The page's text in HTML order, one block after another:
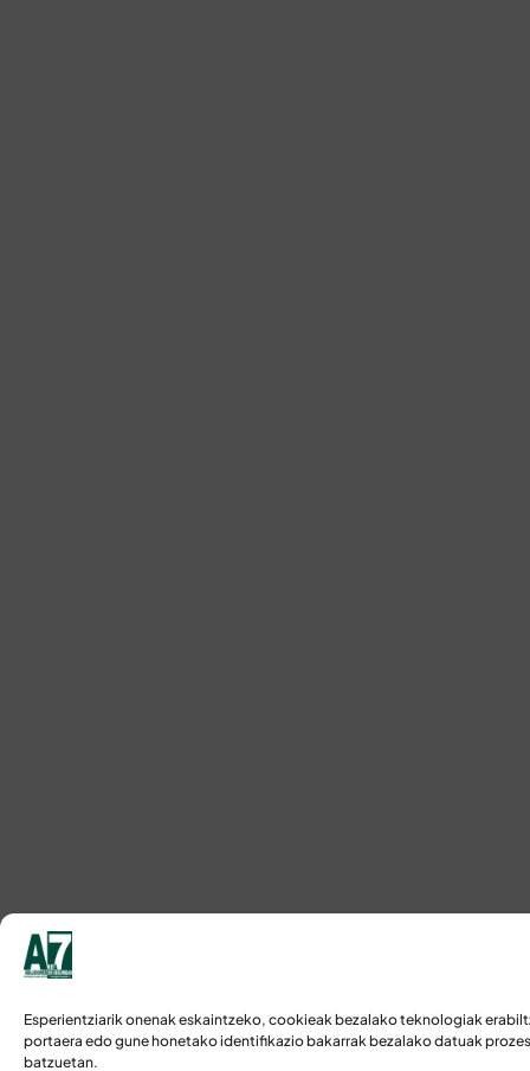
Esperientziarik onenak eskaintzeko, cookieak bezalako teknologiak
portaera edo gune honetako identifikazio bakarrak bezalako datuak
batzuetan.